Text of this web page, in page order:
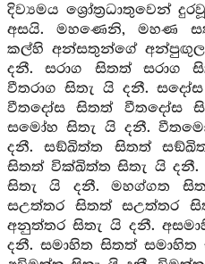
දිව්‍යමය ශ්‍රෝත්‍රධාතුවෙන්
අසයි. මහණෙනි, මහණ
කල්හි අන්සතුන්ගේ
දනී. සරාග සිතත් සරාග
වීතරාග සිතැ යි දනී.
වීතදෝස සිතත් වීතදෝස
සමෝහ සිතැ යි දනී.
දනී. සඞ්ඛිත්ත සිතත්
සිතත් වික්ඛිත්ත සිතැ යි
සිතැ යි දනී. මහග්ගත
සඋත්තර සිතත් සඋත්තර
අනුත්තර සිතැ යි දනී.
දනී. සමාහිත සිතත්